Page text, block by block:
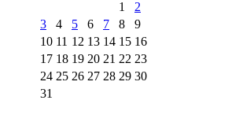
1
2
3
4 5 6 7 8
9
10 11 12 13 14 15 16
17 18 19 20 21 22 23
24 25 26 27 28 29 30
31